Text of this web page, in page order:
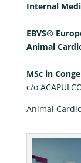
Internal
EBVS®
Animal
MSc in
c/o
Animal